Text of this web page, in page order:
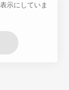
示にしていま